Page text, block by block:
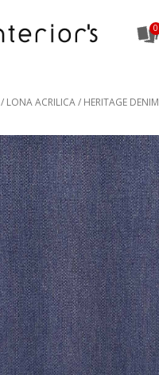
0
/ LONA ACRILICA / HERITAGE DENIM